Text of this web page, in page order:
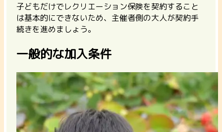
子どもだけでレクリエーション保険を契約すること
は基本的にできないため、主催者側の大人が契約手
続きを進めましょう。
一般的な加入条件